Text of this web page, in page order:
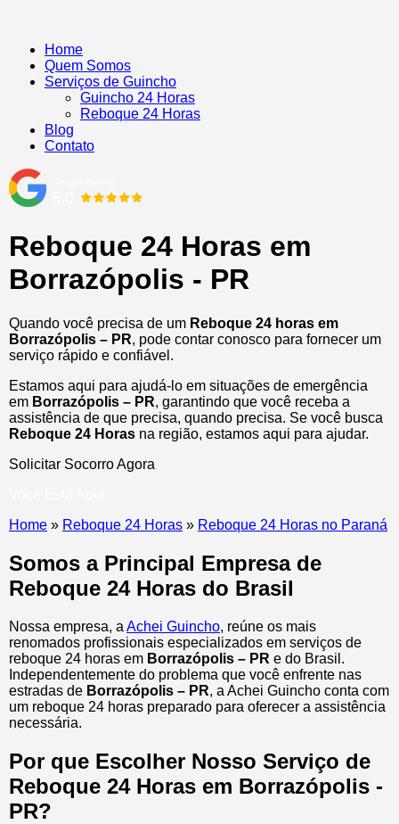
Home
Quem Somos
Serviços de Guincho
Guincho 24 Horas
Reboque 24 Horas
Blog
Contato
Reboque 24 Horas em
Borrazópolis - PR
Quando você precisa de um Reboque 24 horas em
Borrazópolis – PR, pode contar conosco para fornecer um
serviço rápido e confiável.
Estamos aqui para ajudá-lo em situações de emergência
em Borrazópolis – PR, garantindo que você receba a
assistência de que precisa, quando precisa. Se você busca
Reboque 24 Horas na região, estamos aqui para ajudar.
Solicitar Socorro Agora
Home » Reboque 24 Horas » Reboque 24 Horas no Paraná
Somos a Principal Empresa de
Reboque 24 Horas do Brasil
Nossa empresa, a Achei Guincho, reúne os mais
renomados profissionais especializados em serviços de
reboque 24 horas em Borrazópolis – PR e do Brasil .
Independentemente do problema que você enfrente nas
estradas de Borrazópolis – PR, a Achei Guincho conta com
um reboque 24 horas preparado para oferecer a assistência
necessária.
Por que Escolher Nosso Serviço de
Reboque 24 Horas em Borrazópolis -
PR?